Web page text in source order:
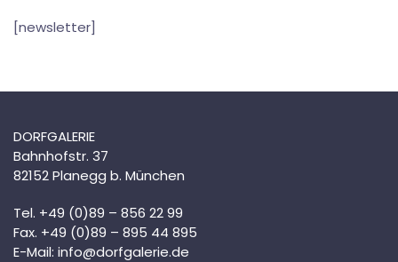
[newsletter]
DORFGALERIE
Bahnhofstr. 37
82152 Planegg b. München
Tel. +49 (0)89 – 856 22 99
Fax. +49 (0)89 – 895 44 895
E-Mail: info@dorfgalerie.de